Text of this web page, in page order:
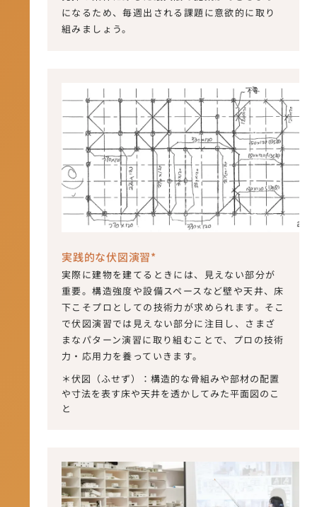
になるため、毎週出される課題に意欲的に取り
組みましょう。
実践的な伏図演習*
実際に建物を建てるときには、見えない部分が
重要。構造強度や設備スペースなど壁や天井、床
下こそプロとしての技術力が求められます。そこ
で伏図演習では見えない部分に注目し、さまざ
まなパターン演習に取り組むことで、プロの技術
力・応用力を養っていきます。
＊伏図（ふせず）：構造的な骨組みや部材の配置
や寸法を表す床や天井を透かしてみた平面図のこ
と